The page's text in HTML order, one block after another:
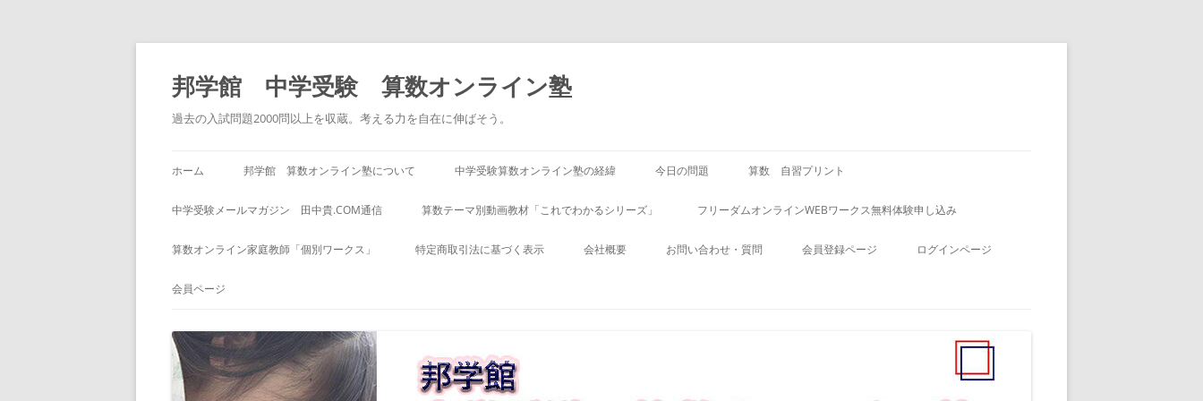
コ
テ
ン
ツ
へ
ス
邦学館 中学受験 算数オンライン塾
過去の入試問題2000問以上を収蔵。考える力を自在に伸ばそう。
ホーム 邦学館 算数オンライン塾について 中学受験算数オンライン塾の経緯 今日の問題 算数 自習プリント
中学受験メールマガジン 田中貴.COM通信 算数テーマ別動画教材「これでわかるシリーズ」 フリーダムオンラインWEBワークス無料体験申し込み
算数オンライン家庭教師「個別ワークス」 特定商取引法に基づく表示 会社概要 お問い合わせ・質問 会員登録ページ ログインページ
会員ページ